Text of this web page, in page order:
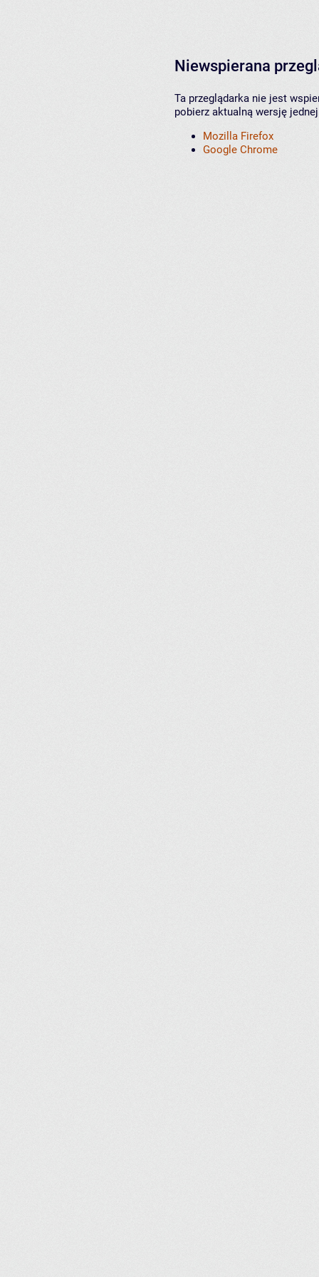
Niewspierana
Ta przeglądarka nie jest
pobierz aktualną wersję
Mozilla Firefox
Google Chrome